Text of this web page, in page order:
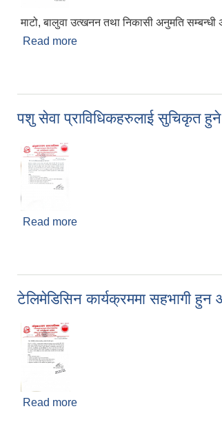
माटो, बालुवा उत्खनन तथा निकासी अनुमति
Read more
पशु सेवा प्राविधिकहरुलाई सुचिकृत
Read more
टेलिमेडिसिन कार्यक्रममा सहभागी
Read more